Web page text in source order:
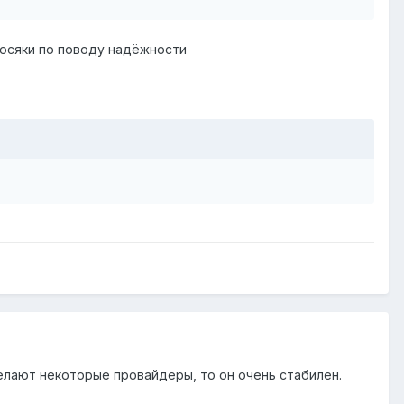
по поводу надёжности
некоторые провайдеры, то он очень стабилен.